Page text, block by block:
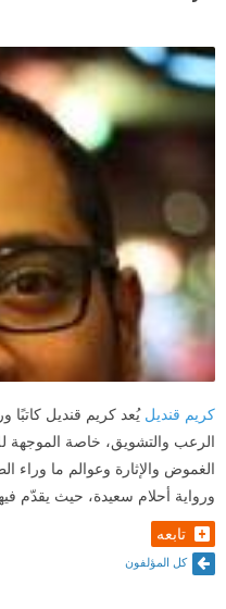
كريم قنديل يُعد كريم قنديل كاتبًا
الرعب والتشويق، خاصة الموجهة
الغموض والإثارة وعوالم ما وراء
ورواية أحلام سعيدة، حيث يقدّم
تابعه
كل المؤلفون